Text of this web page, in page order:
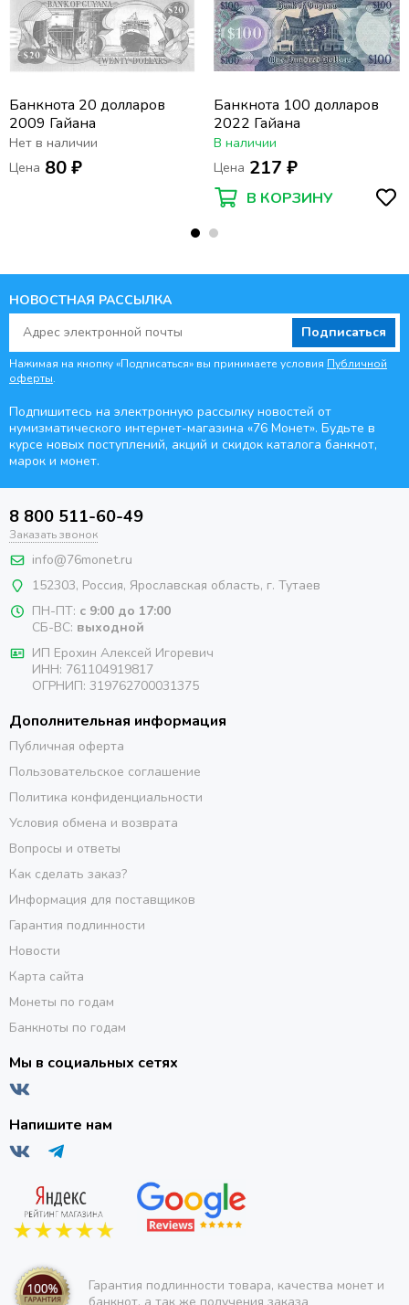
Банкнота 20 долларов
2009 Гайана
Нет в наличии
Цена 80 ₽
Банкнота 100 долларов
2022 Гайана
В наличии
Цена 217 ₽
В КОРЗИНУ
НОВОСТНАЯ РАССЫЛКА
Подписаться
Нажимая на кнопку «Подписаться» вы принимаете условия Публичной
оферты.
Подпишитесь на электронную рассылку новостей от
нумизматического интернет-магазина «76 Монет». Будьте в
курсе новых поступлений, акций и скидок каталога банкнот,
марок и монет.
8 800 511-60-49
Заказать звонок
info@76monet.ru
152303, Россия, Ярославская область, г. Тутаев
ПН-ПТ: с 9:00 до 17:00
СБ-ВС: выходной
ИП Ерохин Алексей Игоревич
ИНН: 761104919817
ОГРНИП: 319762700031375
Дополнительная информация
Публичная оферта
Пользовательское соглашение
Политика конфиденциальности
Условия обмена и возврата
Вопросы и ответы
Как сделать заказ?
Информация для поставщиков
Гарантия подлинности
Новости
Карта сайта
Монеты по годам
Банкноты по годам
Мы в социальных сетях
Напишите нам
Гарантия подлинности товара, качества монет и